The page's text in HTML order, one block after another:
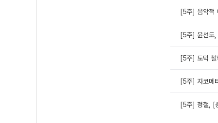
[5주] 음악적
[5주] 윤선도
[5주] 도덕 철
[5주] 자코메
[5주] 정철, [